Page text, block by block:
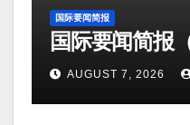
国际要闻简报
国际要闻简报
AUGUST 7, 2026